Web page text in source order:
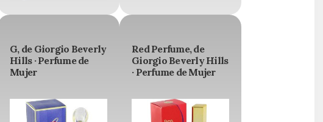
G, de Giorgio Beverly
Hills · Perfume de
Mujer
Red Perfume, de
Giorgio Beverly Hills
· Perfume de Mujer